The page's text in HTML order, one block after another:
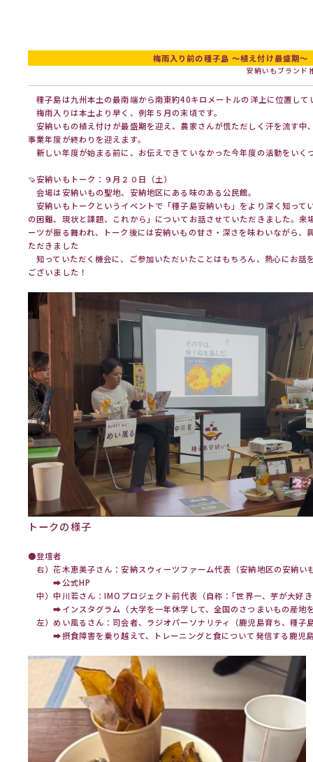
梅雨入り前の種子島 ～植え付け最盛期～
安納いもブランド
種子島は九州本土の最南端から南東約40キロメートルの洋上に位置して
梅雨入りは本土より早く、例年５月の末頃です。
安納いもの植え付けが最盛期を迎え、農家さんが慌ただしく汗を流す中
事業年度が終わりを迎えます。
新しい年度が始まる前に、お伝えできていなかった今年度の活動をいく
🍠安納いもトーク：９月２０日（土）
会場は安納いもの聖地、安納地区にある味のある公民館。
安納いもトークというイベントで「種子島安納いも」をより深く知って
の困難、現状と課題、これから」についてお話させていただきました。来
ーツが振る舞われ、トーク後には安納いもの甘さ・深さを味わいながら、
ただきました
知っていただく機会に、ご参加いただいたことはもちろん、熱心にお話
ございました！
トークの様子
●登壇者
右）花木恵美子さん：安納スウィーツファーム代表（安納地区の安納い
➡公式HP
中）中川若さん：IMOプロジェクト前代表（自称：｢世界一、芋が大好
➡インスタグラム（大学を一年休学して、全国のさつまいもの産地
左）めい風るさん：司会者、ラジオパーソナリティ（鹿児島育ち、種子
➡摂食障害を乗り越えて、トレーニングと食について発信する鹿児